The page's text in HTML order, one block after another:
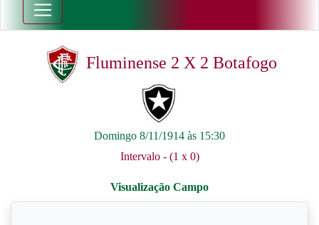
Fluminense 2 X 2 Botafogo
Domingo 8/11/1914 às 15:30
Intervalo - (1 x 0)